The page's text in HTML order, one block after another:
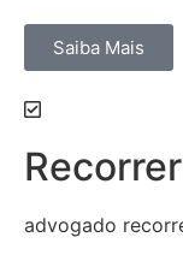
Saiba Mais
advogado